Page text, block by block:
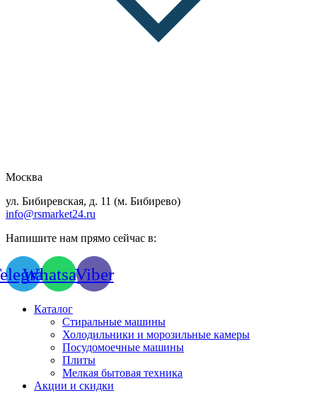
Москва
ул. Бибиревская, д. 11 (м. Бибирево)
info@rsmarket24.ru
Напишите нам прямо сейчас в:
WhatsappViber
Каталог
Стиральные машины
Холодильники и морозильные камеры
Посудомоечные машины
Плиты
Мелкая бытовая техника
Акции и скидки